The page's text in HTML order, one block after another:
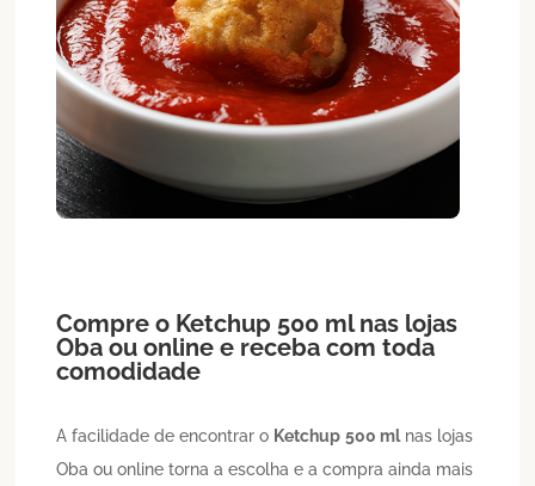
Compre o Ketchup 500 mlnas lojas
Oba ou online e receba com toda
comodidade
A facilidade de encontrar o Ketchup 500 mlnas lojas
Oba ou online torna a escolha e a compra ainda mais